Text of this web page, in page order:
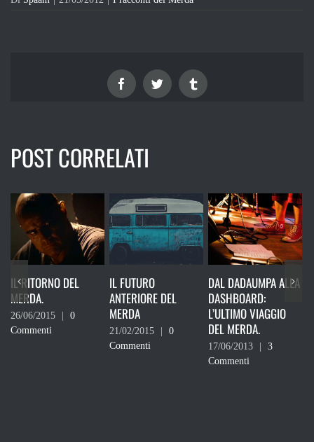
FacebookTwitter Tumblr
POST CORRELATI
0
IL FUTURO
ANTERIORE DEL
MERDA
21/02/2015
0
DAL DADAUMPA ALLA
DASHBOARD:
L’ULTIMO VIAGGIO
DEL MERDA.
17/06/2013
3
WEBEROPATICI,
MORTI DI FIGA E
PLAGI.
27/05/2013
Commenti